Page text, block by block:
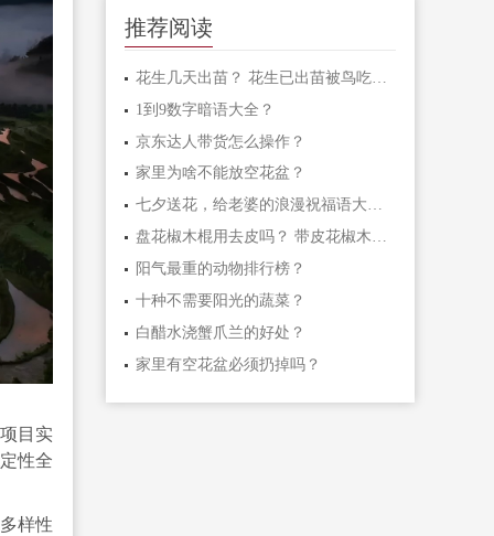
目实
性全
样性
推荐阅读
花生几天出苗？ 花生已出苗被鸟吃怎么办？
1到9数字暗语大全？
京东达人带货怎么操作？
家里为啥不能放空花盆？
七夕送花，给老婆的浪漫祝福语大汇总
盘花椒木棍用去皮吗？ 带皮花椒木棍怎样盘玩？
阳气最重的动物排行榜？
十种不需要阳光的蔬菜？
白醋水浇蟹爪兰的好处？
家里有空花盆必须扔掉吗？